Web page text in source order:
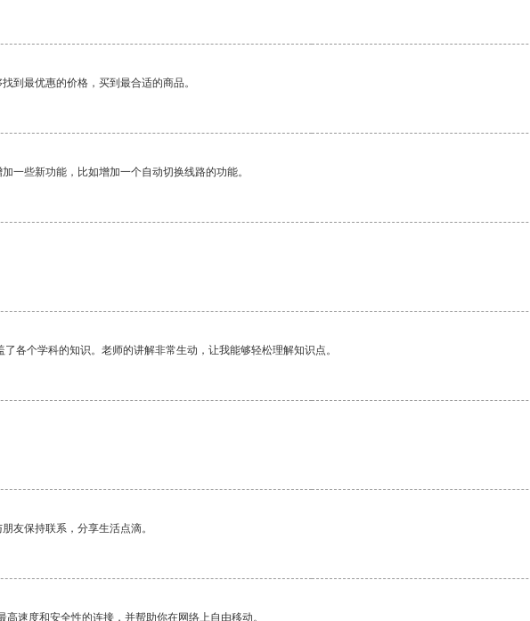
到最优惠的价格，买到最合适的商品。
一些新功能，比如增加一个自动切换线路的功能。
各个学科的知识。老师的讲解非常生动，让我能够轻松理解知识点。
友保持联系，分享生活点滴。
速度和安全性的连接，并帮助你在网络上自由移动。